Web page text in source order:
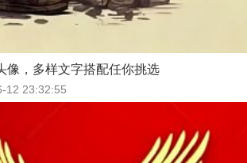
像，多样文字搭配任你挑选
12 23:32:55